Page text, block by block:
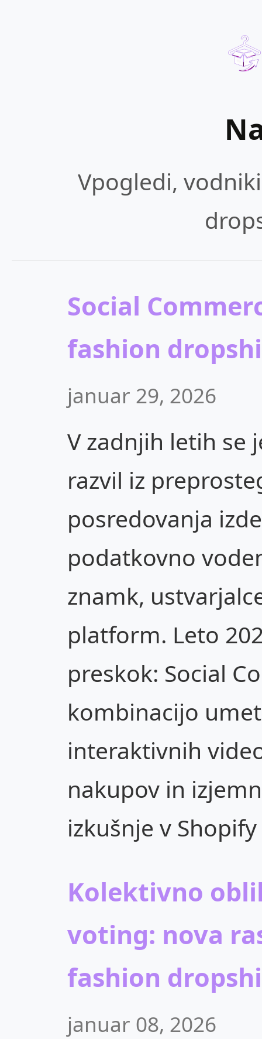
Vpogledi,
Social
fashion
januar 29, 2026
V zadnjih letih se
razvil iz
posredovanja
podatkovno
znamk,
platform. Leto
preskok: Social
kombinacijo
interaktivnih
nakupov in
izkušnje v
Kolektivno
voting: nova
fashion
januar 08, 2026